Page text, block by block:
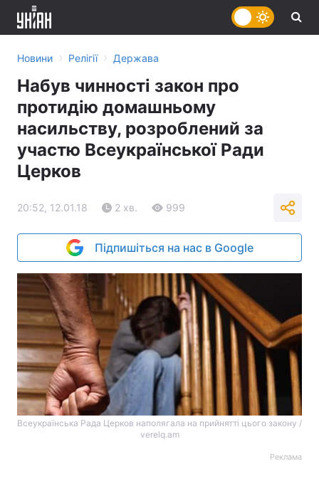
Новини › Релігії › Держава
Набув чинності закон про
протидію домашньому
насильству, розроблений за
участю Всеукраїнської Ради
Церков
20:52, 12.01.18 2 хв. 999
Підпишіться на нас в Google
Всеукраїнська Рада Церков наполягала на прийнятті цього закону /
verelq.am
Реклама